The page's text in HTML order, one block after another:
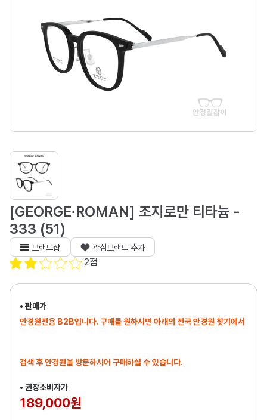
[GEORGE∙ROMAN] 조지로만 티타늄 -
333 (51)
브랜드샵 관심브랜드 추가
2점
• 판매가
안경원전용 B2B입니다. 구매를 원하시면 아래의 전국 안경원 찾기에서
검색 후 안경원을 방문하시어 구매하실 수 있습니다.
• 권장소비자가
189,000원